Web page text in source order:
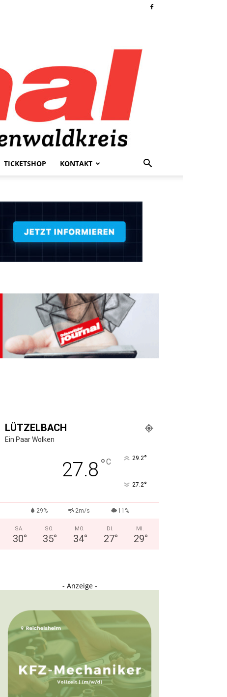
TICKETSHOP KONTAKT
LÜTZELBACH
Ein Paar Wolken
27.8 °C 29.2°
27.2°
29% 2m/s 11%
SA.
30°
SO.
35°
MO.
34°
DI.
27°
MI.
29°
- Anzeige -